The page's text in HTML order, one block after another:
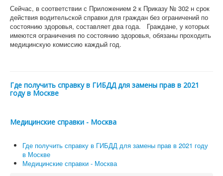
Сейчас, в соответствии с Приложением 2 к Приказу № 302 н срок
действия водительской справки для граждан без ограничений по
состоянию здоровья, составляет два года. Граждане, у которых
имеются ограничения по состоянию здоровья, обязаны проходить
медицинскую комиссию каждый год.
Где получить справку в ГИБДД для замены прав в 2021
году в Москве
Медицинские справки - Москва
Где получить справку в ГИБДД для замены прав в 2021 году
в Москве
Медицинские справки - Москва